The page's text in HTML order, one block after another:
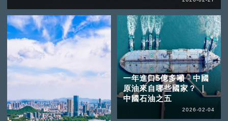
一年進口5億多噸 中國
原油來自哪些國家？ ｜
中國石油之五
2026-02-04